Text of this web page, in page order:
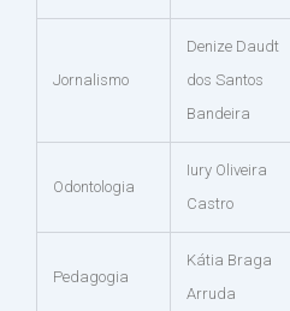
Jornalismo
Denize Daudt
dos Santos
Bandeira
Odontologia
Iury Oliveira
Castro
Pedagogia
Kátia Braga
Arruda